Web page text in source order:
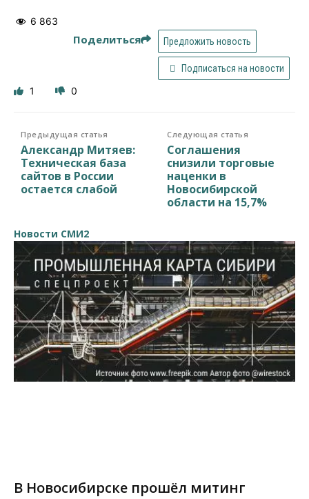
6 863
Поделиться Предложить новость
Подписаться на новости
1 0
Предыдущая статья
Александр Митяев:
Техническая база
сайтов в России
остается слабой
Следующая статья
Соглашения
снизили торговые
наценки в
Новосибирской
области на 15,7%
Новости СМИ2
В Новосибирске прошёл митинг